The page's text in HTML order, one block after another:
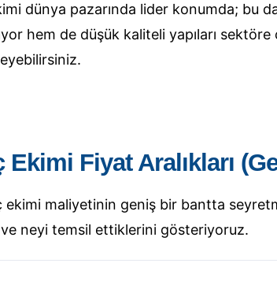
dünya pazarında lider konumda; bu
hem de düşük kaliteli yapıları
Ekimi Fiyat Aralıkları
ekimi maliyetinin geniş bir bantta
neyi temsil ettiklerini gösteriyoruz.